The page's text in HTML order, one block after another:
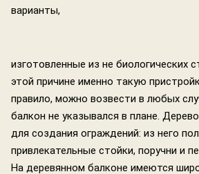
варианты,
изготовленные из не биологических
этой причине именно такую
правило, можно возвести в любых
балкон не указывался в плане.
для создания ограждений: из него
привлекательные стойки, поручни и
На деревянном балконе имеются